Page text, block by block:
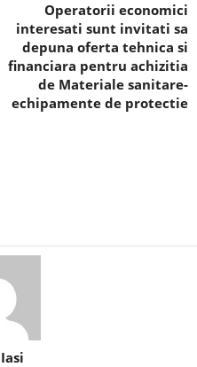
Operatorii economici
interesati sunt invitati sa
depuna oferta tehnica si
financiara pentru achizitia
de Materiale sanitare-
echipamente de protectie
Iasi